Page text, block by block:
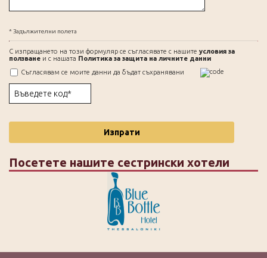
* Задължителни полета
С изпращането на този формуляр се съгласявате с нашите условия за
ползване и с нашата Политика за защита на личните данни
Съгласявам се моите данни да бъдат съхранявани
Изпрати
Посетете нашите сестрински хотели